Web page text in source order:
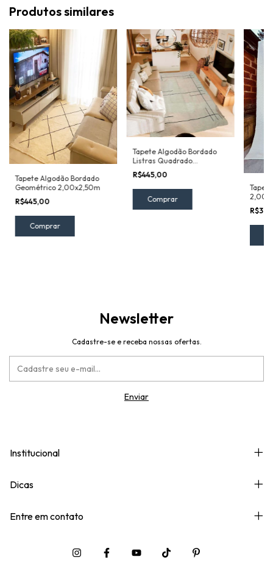
Produtos similares
Tapete Algodão Bordado
Geométrico 2,00x2,50m
R$445,00
Tapete Algodão Bordado
Listras Quadrado
2,00x2,50m
R$445,00
Newsletter
Cadastre-se e receba nossas ofertas.
Institucional
Dicas
Entre em contato